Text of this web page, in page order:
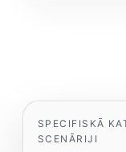
SPECIFISKĀ
SCENĀRIJI